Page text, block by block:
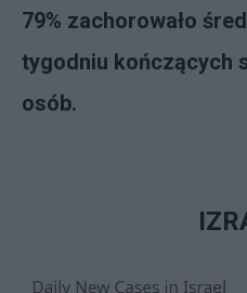
79% zachorowało
tygodniu kończących
osób.